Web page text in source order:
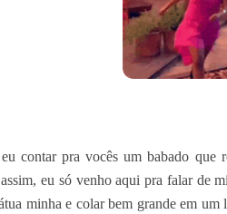
contar pra vocês um babado que
eu só venho aqui pra falar de
minha e colar bem grande em